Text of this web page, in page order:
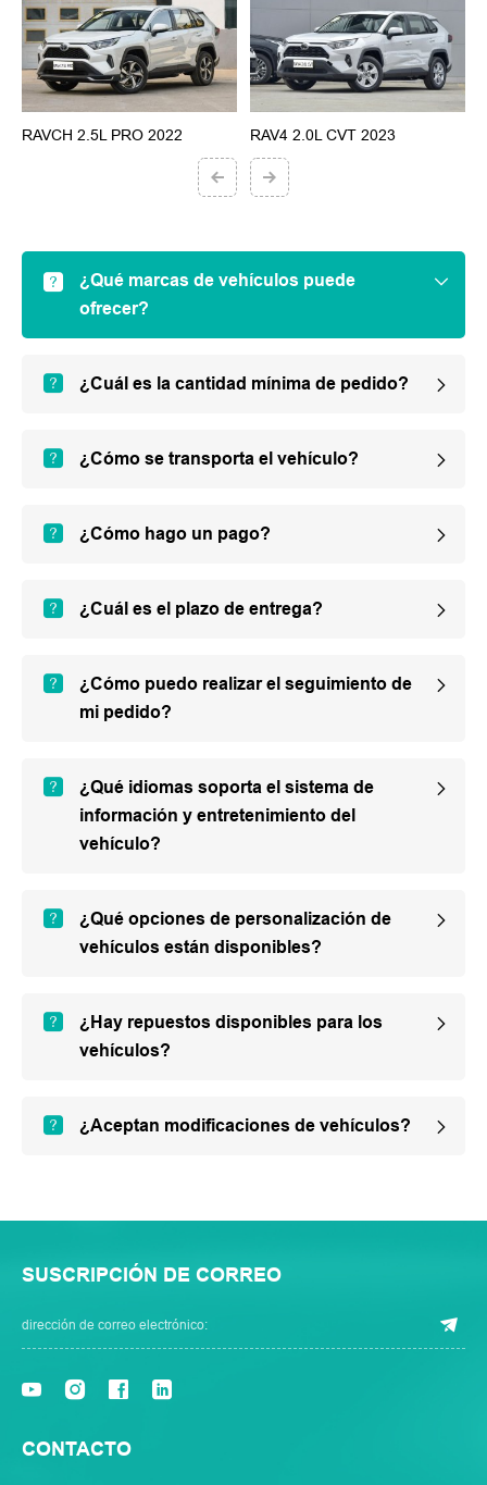
RAVCH 2.5L PRO 2022 RAV4 2.0L CVT 2023
¿Qué marcas de vehículos puede
ofrecer?
¿Cuál es la cantidad mínima de pedido?
¿Cómo se transporta el vehículo?
¿Cómo hago un pago?
¿Cuál es el plazo de entrega?
¿Cómo puedo realizar el seguimiento de
mi pedido?
¿Qué idiomas soporta el sistema de
información y entretenimiento del
vehículo?
¿Qué opciones de personalización de
vehículos están disponibles?
¿Hay repuestos disponibles para los
vehículos?
¿Aceptan modificaciones de vehículos?
SUSCRIPCIÓN DE CORREO
CONTACTO